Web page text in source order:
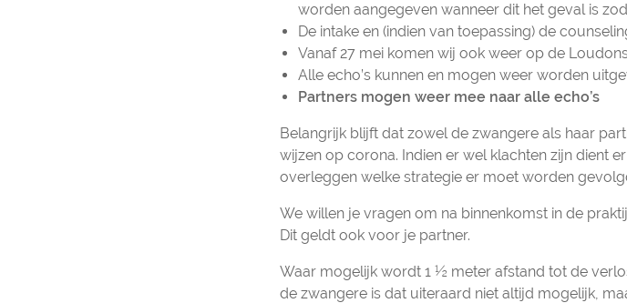
worden aangegeven wanneer dit het geval is
De intake en (indien van toepassing) de
Vanaf 27 mei komen wij ook weer op de
Alle echo’s kunnen en mogen weer worden
Partners mogen weer mee naar alle echo’s
Belangrijk blijft dat zowel de zwangere als haar
wijzen op corona. Indien er wel klachten zijn dient
overleggen welke strategie er moet worden
We willen je vragen om na binnenkomst in de
Dit geldt ook voor je partner.
Waar mogelijk wordt 1 ½ meter afstand tot de
de zwangere is dat uiteraard niet altijd mogelijk,